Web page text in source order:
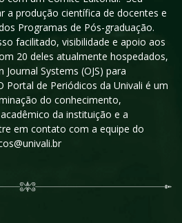
a produção científica de docentes e
Programas de Pós-graduação.
facilitado, visibilidade e apoio aos
20 deles atualmente hospedados,
Systems (OJS) para
Portal de Periódicos da Univali é um
do conhecimento,
da instituição e a
em contato com a equipe do